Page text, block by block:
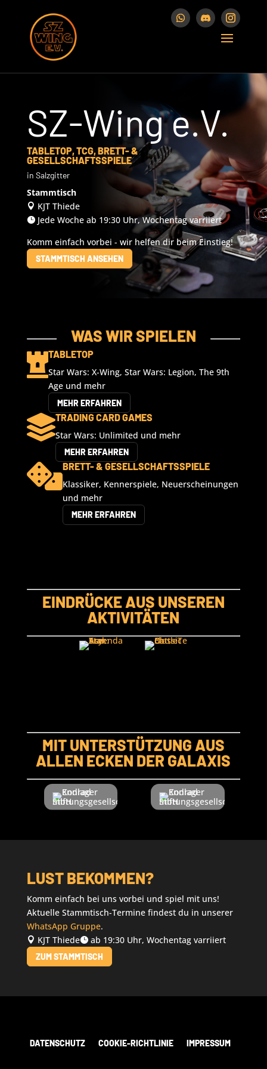
SZ-Wing e.V.
TABLETOP, TCG, BRETT- &
GESELLSCHAFTSSPIELE
in Salzgitter
Stammtisch
 KJT Thiede
Jede Woche ab 19:30 Uhr, Wochentag varriiert
Komm einfach vorbei - wir helfen dir beim Einstieg!
STAMMTISCH ANSEHEN
WAS WIR SPIELEN
TABLETOP
Star Wars: X-Wing, Star Wars: Legion, The 9th
Age und mehr
MEHR ERFAHREN
TRADING CARD GAMES
Star Wars: Unlimited und mehr
MEHR ERFAHREN
BRETT- & GESELLSCHAFTSSPIELE
Klassiker, Kennerspiele, Neuerscheinungen
und mehr
MEHR ERFAHREN
EINDRÜCKE AUS UNSEREN
AKTIVITÄTEN
MIT UNTERSTÜTZUNG AUS
ALLEN ECKEN DER GALAXIS
LUST BEKOMMEN?
Komm einfach bei uns vorbei und spiel mit uns!
Aktuelle Stammtisch-Termine findest du in unserer
WhatsApp Gruppe.
 KJT Thiedeab 19:30 Uhr, Wochentag varriiert
ZUM STAMMTISCH
DATENSCHUTZ COOKIE-RICHTLINIE IMPRESSUM